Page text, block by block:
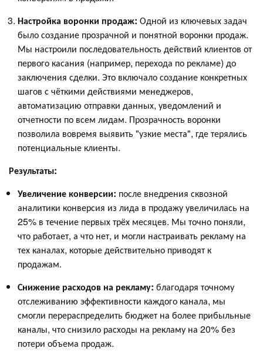
Настройка воронки продаж: Одной из ключевых задач
было создание прозрачной и понятной воронки продаж.
Мы настроили последовательность действий клиентов от
первого касания (например, перехода по рекламе) до
заключения сделки. Это включало создание конкретных
шагов с чёткими действиями менеджеров,
автоматизацию отправки данных, уведомлений и
отчетности по всем лидам. Прозрачность воронки
позволила вовремя выявить "узкие места", где терялись
потенциальные клиенты.
Результаты:
Увеличение конверсии: после внедрения сквозной
аналитики конверсия из лида в продажу увеличилась на
25% в течение первых трёх месяцев. Мы точно поняли,
что работает, а что нет, и могли настраивать рекламу на
тех каналах, которые действительно приводят к
продажам.
Снижение расходов на рекламу: благодаря точному
отслеживанию эффективности каждого канала, мы
смогли перераспределить бюджет на более прибыльные
каналы, что снизило расходы на рекламу на 20% без
потери объема продаж.